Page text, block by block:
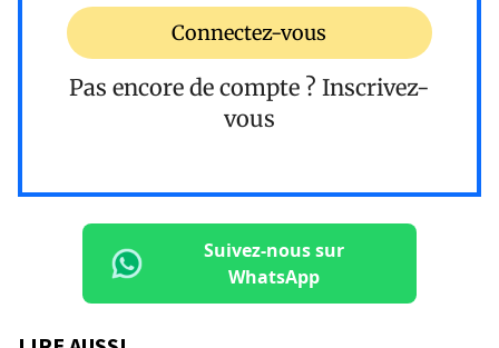
Connectez-vous
Pas encore de compte ? Inscrivez-
vous
Suivez-nous sur
WhatsApp